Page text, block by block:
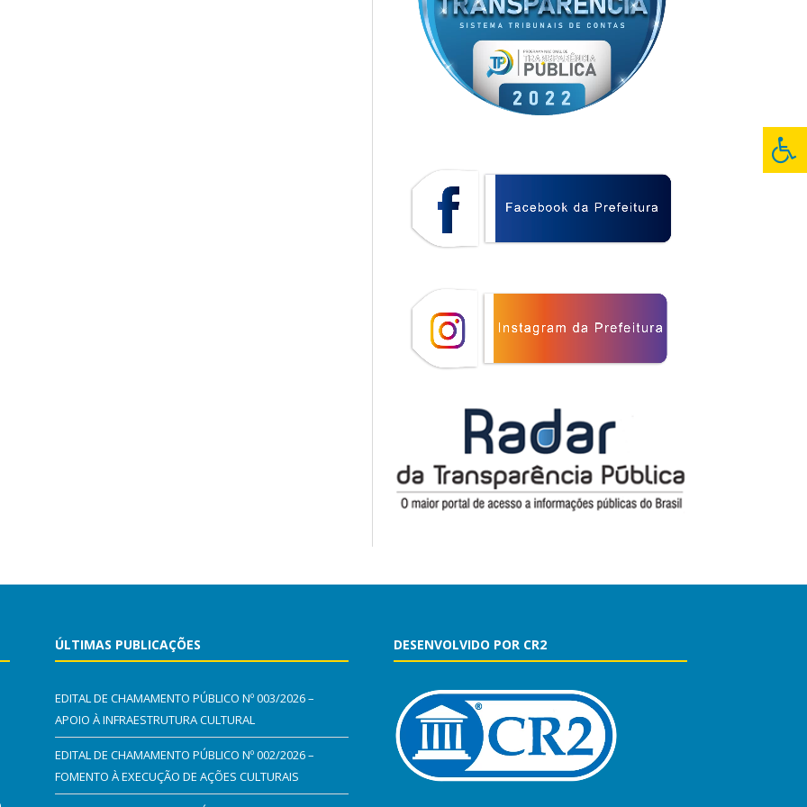
ÚLTIMAS PUBLICAÇÕES
EDITAL DE CHAMAMENTO PÚBLICO Nº 003/2026 –
APOIO À INFRAESTRUTURA CULTURAL
EDITAL DE CHAMAMENTO PÚBLICO Nº 002/2026 –
FOMENTO À EXECUÇÃO DE AÇÕES CULTURAIS
DESENVOLVIDO POR CR2